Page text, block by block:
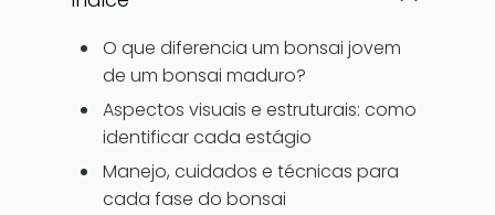
O que diferencia um bonsai jovem
de um bonsai maduro?
Aspectos visuais e estruturais: como
identificar cada estágio
Manejo, cuidados e técnicas para
cada fase do bonsai